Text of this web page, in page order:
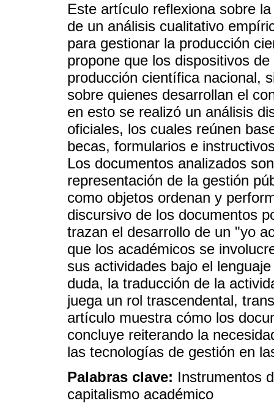
Este artículo reflexiona sobre
de un análisis cualitativo
para gestionar la producción
propone que los dispositivos
producción científica nacional,
sobre quienes desarrollan el
en esto se realizó un análisis
oficiales, los cuales reúnen
becas, formularios e
Los documentos analizados
representación de la gestión
como objetos ordenan y
discursivo de los documentos
trazan el desarrollo de un "yo
que los académicos se
sus actividades bajo el
duda, la traducción de la
juega un rol trascendental,
artículo muestra cómo los
concluye reiterando la
las tecnologías de gestión en
Palabras clave: Instrumentos
capitalismo académico